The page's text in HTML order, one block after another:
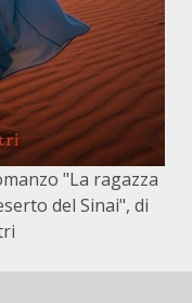
"La ragazza
del Sinai", di